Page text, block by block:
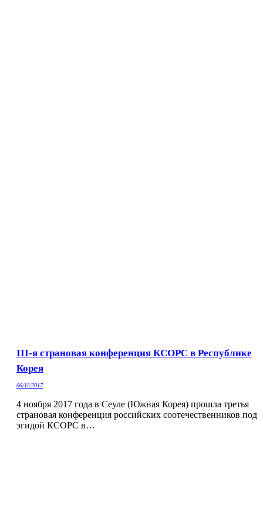
III-я страновая конференция КСОРС в Республике
Корея
06/11/2017
4 ноября 2017 года в Сеуле (Южная Корея) прошла третья
страновая конференция российских соотечественников под
эгидой КСОРС в…